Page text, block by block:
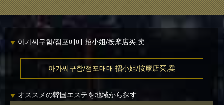
아가씨구함/점포매매 招小姐/按摩店买,卖
아가씨구함/점포매매 招小姐/按摩店买,卖
オススメの韓国エステを地域から探す